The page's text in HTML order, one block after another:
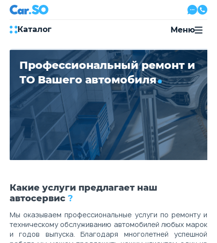
Каталог
Трейд-ин
Акции
Выкуп авто
Сервис
Автожурнал
Контакты
8 800 500-03-23
Перезвоните мне
Меню
Профессиональный ремонт и
ТО Вашего автомобиля
Какие услуги предлагает наш
автосервис ?
Мы оказываем профессиональные услуги по ремонту и
техническому обслуживанию автомобилей любых марок
и годов выпуска. Благодаря многолетней успешной